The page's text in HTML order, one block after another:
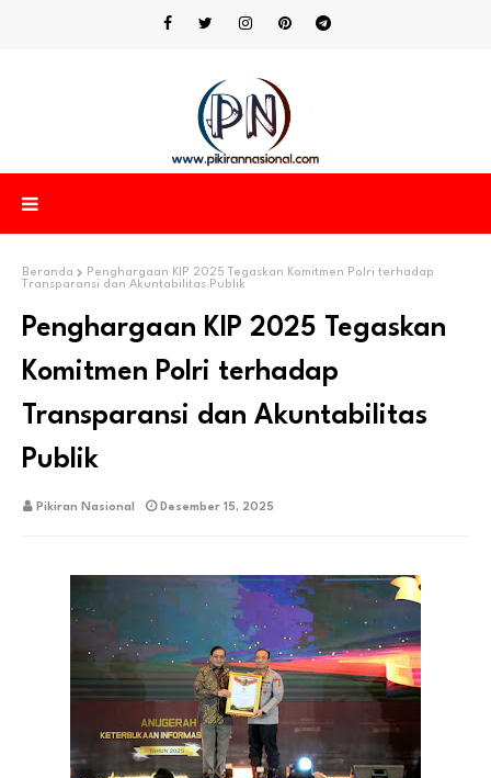
Beranda
Penghargaan KIP 2025 Tegaskan Komitmen Polri terhadap
Transparansi dan Akuntabilitas Publik
Penghargaan KIP 2025 Tegaskan
Komitmen Polri terhadap
Transparansi dan Akuntabilitas
Publik
Pikiran Nasional Desember 15, 2025